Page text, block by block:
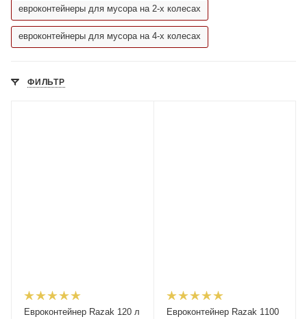
евроконтейнеры для мусора на 2-х колесах
евроконтейнеры для мусора на 4-х колесах
ФИЛЬТР
Евроконтейнер Razak 120 л
Евроконтейнер Razak 1100